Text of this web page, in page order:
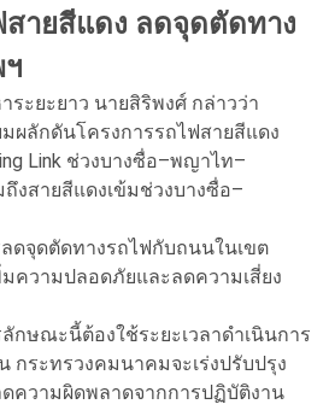
สายสีแดง ลดจุดตัดทาง
ะยะยาว นายสิริพงศ์ กล่าวว่า
ผลักดันโครงการรถไฟสายสีแดง
Link ช่วงบางซื่อ–พญาไท–
งสายสีแดงเข้มช่วงบางซื่อ–
ดจุดตัดทางรถไฟกับถนนในเขต
ความปลอดภัยและลดความเสี่ยง
กษณะนี้ต้องใช้ระยะเวลาดำเนินการ
กระทรวงคมนาคมจะเร่งปรับปรุง
ความผิดพลาดจากการปฏิบัติงาน